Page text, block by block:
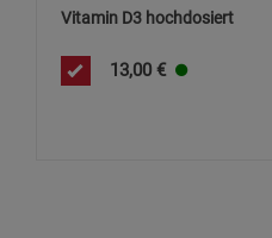
Vitamin D3 hochdosiert
13,00 €